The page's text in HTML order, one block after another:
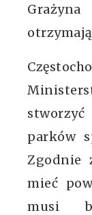
parków
Zgodnie
mieć
musi